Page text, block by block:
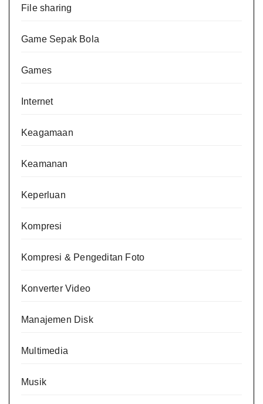
File sharing
Game Sepak Bola
Games
Internet
Keagamaan
Keamanan
Keperluan
Kompresi
Kompresi & Pengeditan Foto
Konverter Video
Manajemen Disk
Multimedia
Musik